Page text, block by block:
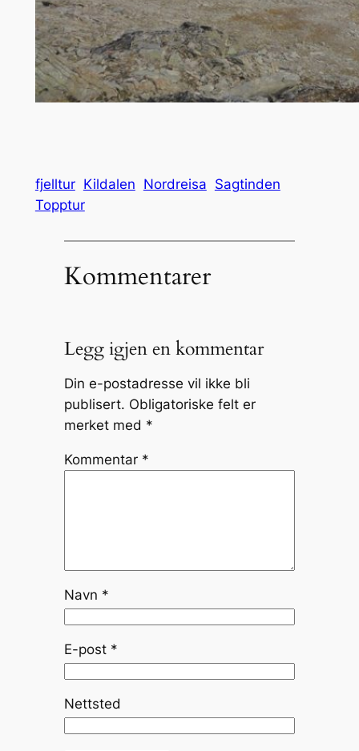
fjelltur Kildalen Nordreisa Sagtinden
Topptur
Kommentarer
Legg igjen en kommentar
Din e-postadresse vil ikke bli
publisert. Obligatoriske felt er
merket med *
Kommentar *
Navn *
E-post *
Nettsted